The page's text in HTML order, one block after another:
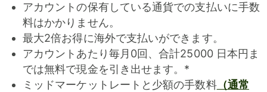
アカウントの保有している通貨での支払いに手数
料はかかりません。
最大2倍お得に海外で支払いができます。
アカウントあたり毎月0回、合計25000 日本円ま
では無料で現金を引き出せます。*
ミッドマーケットレートと少額の手数料（通常